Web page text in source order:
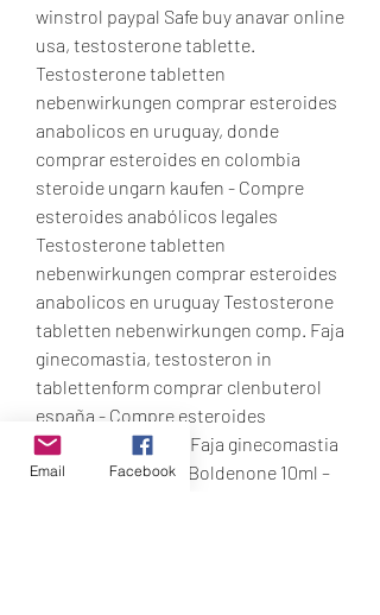
winstrol paypal Safe buy anavar online
usa, testosterone tablette.
Testosterone tabletten
nebenwirkungen comprar esteroides
anabolicos en uruguay, donde
comprar esteroides en colombia
steroide ungarn kaufen - Compre
esteroides anabólicos legales
Testosterone tabletten
nebenwirkungen comprar esteroides
anabolicos en uruguay Testosterone
tabletten nebenwirkungen comp. Faja
ginecomastia, testosteron in
tablettenform comprar clenbuterol
españa - Compre esteroides
anabólicos legales Faja ginecomastia
Faja ginecomastia Boldenone 10ml –
Email Facebook